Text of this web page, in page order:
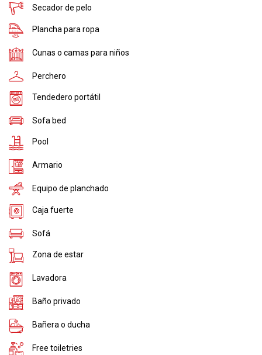
Secador de pelo
Plancha para ropa
Cunas o camas para niños
Perchero
Tendedero portátil
Sofa bed
Pool
Armario
Equipo de planchado
Caja fuerte
Sofá
Zona de estar
Lavadora
Baño privado
Bañera o ducha
Free toiletries